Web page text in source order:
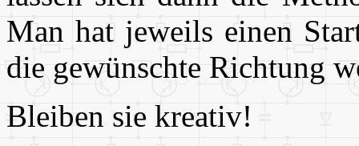
Man hat jeweils einen
die gewünschte Richtung
Bleiben sie kreativ!